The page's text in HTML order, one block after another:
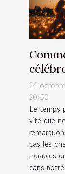
votre
24
20:50
Le temps
vite que
pas les
louables
dans